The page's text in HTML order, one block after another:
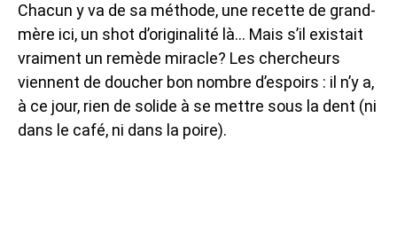
Chacun y va de sa méthode, une recette de grand-
mère ici, un shot d’originalité là… Mais s’il existait
vraiment un remède miracle? Les chercheurs
viennent de doucher bon nombre d’espoirs : il n’y a,
à ce jour, rien de solide à se mettre sous la dent (ni
dans le café, ni dans la poire).